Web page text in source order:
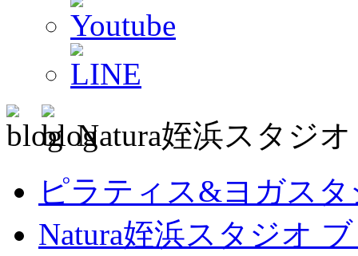
Natura姪浜スタジ
ピラティス&ヨガスタ
Natura姪浜スタジオ